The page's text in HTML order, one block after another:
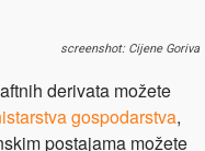
screenshot: Cijene Goriva
derivata možete
gospodarstva,
postajama možete